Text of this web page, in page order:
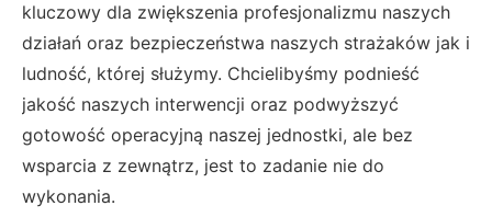
kluczowy dla zwiększenia profesjonalizmu naszych
działań oraz bezpieczeństwa naszych strażaków jak i
ludność, której służymy. Chcielibyśmy podnieść
jakość naszych interwencji oraz podwyższyć
gotowość operacyjną naszej jednostki, ale bez
wsparcia z zewnątrz, jest to zadanie nie do
wykonania.